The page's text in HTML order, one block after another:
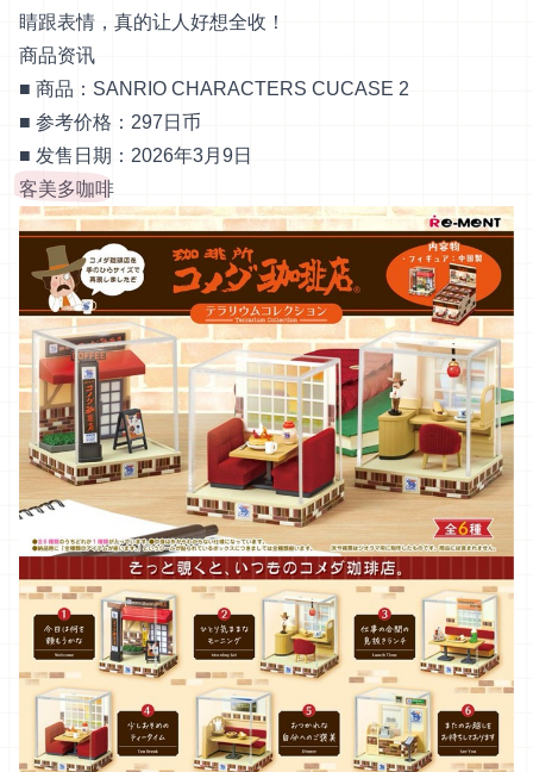
睛跟表情，真的让人好想全收！
商品资讯
■ 商品：SANRIO CHARACTERS CUCASE 2
■ 参考价格：297日币
■ 发售日期：2026年3月9日
客美多咖啡